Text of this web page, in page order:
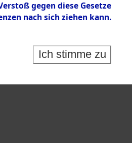
gegen diese Gesetze
nach sich ziehen kann.
Ich stimme zu